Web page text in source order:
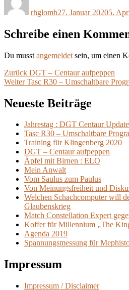
rhglomb27. Januar 20205.
Schreibe einen
Du musst angemeldet sein, um einen
Beitragsnavigation
Zurück Vorheriger
Beitrag:
DGT – Centaur aufpeppen
Weiter Nächster
Tasc R30 – Umschaltbare
Neueste Beiträge
Jahrestag : DGT Centaur
Tasc R30 – Umschaltbare
Training für Klingenberg 2020
DGT – Centaur aufpeppen
Äpfel mit Birnen : ELO
Mein Anwalt
Vom Saulus zum Paulus
Von Meinungsfreiheit und
Welchen Schachcomputer will
Glaubenskrieg
Match Constellation Expert
Koffer für Millennium „The
Agenda 2019
Spannungsmessung für
Impressum
Impressum / Disclaimer